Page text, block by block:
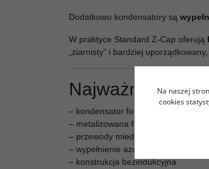
Dodatkowo kondensatory są
W praktyce Standard Z-Cap oferują
„ziarnisty” i bardziej
Najważniejsze
– kondensator foliowy MKP
– metalizowana folia (ZnAl) wysokiej
– przewody miedziane PCOCC
– wypełnienie azotem (większa
– konstrukcja bezindukcyjna
Na naszej
cookies